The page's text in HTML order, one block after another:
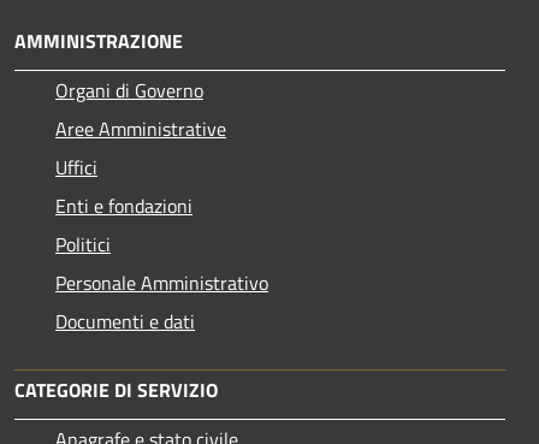
AMMINISTRAZIONE
Organi di Governo
Aree Amministrative
Uffici
Enti e fondazioni
Politici
Personale Amministrativo
Documenti e dati
CATEGORIE DI SERVIZIO